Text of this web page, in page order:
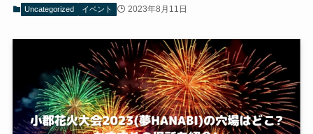
Uncategorized イベント 2023年8月11日